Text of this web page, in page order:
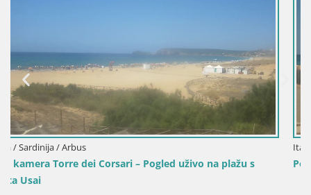
s
Italija / Sardinija / Cagliari
Poetto beach webcam | Cagliari | Sardinija